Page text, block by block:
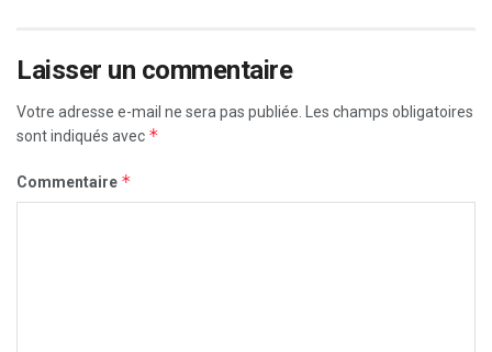
Laisser un commentaire
Votre adresse e-mail ne sera pas publiée. Les champs obligatoires
sont indiqués avec *
Commentaire *